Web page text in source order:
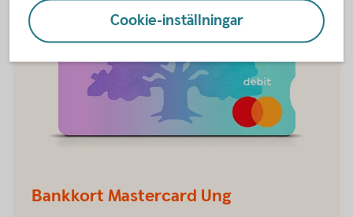
Bankkort Mastercard Ung
Cookie-inställningar